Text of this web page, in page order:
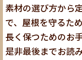
素材の選び方から
で、屋根を守るた
長く保つためのお
是非最後までお読